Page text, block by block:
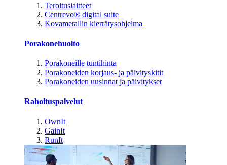
Teroituslaitteet
Centrevo® digital suite
Kovametallin kierrätysohjelma
Porakonehuolto
Porakoneille tuntihinta
Porakoneiden korjaus- ja päivityskitit
Porakoneiden uusinnat ja päivitykset
Rahoituspalvelut
OwnIt
GainIt
RunIt